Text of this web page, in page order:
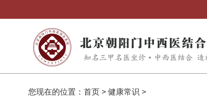
您现在的位置： 首页 > 健康常识 >